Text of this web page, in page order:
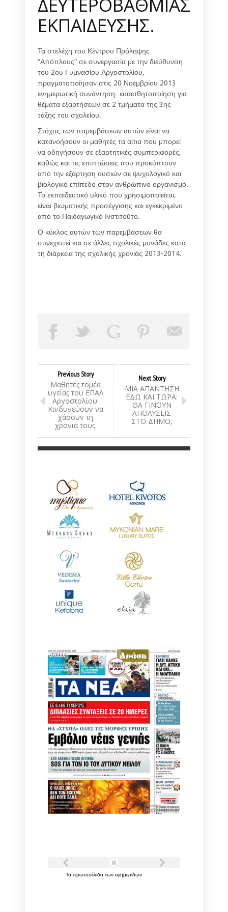
ΕΚΠΑΙΔΕΥΣΗΣ.
Τα στελέχη του Κέντρου Πρόληψης
“Απόπλους” σε συνεργασία με την διεύθυνση
του 2ου Γυμνασίου Αργοστολίου,
πραγματοποίησαν στις 20 Νοεμβρίου 2013
ενημερωτική συνάντηση- ευαισθητοποίηση για
θέματα εξαρτήσεων σε 2 τμήματα της 3ης
τάξης του σχολείου.
Στόχος των παρεμβάσεων αυτών είναι να
κατανοήσουν οι μαθητές τα αίτια που μπορεί
να οδηγήσουν σε εξαρτητικές συμπεριφορές,
καθώς και τις επιπτώσεις που προκύπτουν
από την εξάρτηση ουσιών σε ψυχολογικό και
βιολογικό επίπεδο στον ανθρώπινο οργανισμό.
Το εκπαιδευτικό υλικό που χρησιμοποιείται,
είναι βιωματικής προσέγγισης και εγκεκριμένο
από το Παιδαγωγικό Ινστιτούτο.
Ο κύκλος αυτών των παρεμβάσεων θα
συνεχιστεί και σε άλλες σχολικές μονάδες κατά
τη διάρκεια της σχολικής χρονιάς 2013-2014.
Previous Story
Μαθητές τομέα
υγείας του ΕΠΑΛ
Αργοστολίου:
Κινδυνεύουν να
χάσουν τη
χρονιά τους.
Next Story
ΜΙΑ ΑΠΑΝΤΗΣΗ
ΕΔΩ ΚΑΙ ΤΩΡΑ:
ΘΑ ΓΙΝΟΥΝ
ΑΠΟΛΥΣΕΙΣ
ΣΤΟ ΔΗΜΟ;
Τα πρωτοσέλιδα των εφημερίδων